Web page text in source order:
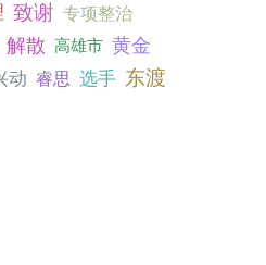
致谢 专项整治
解散 高雄市 黄金
动 睿思 选手 东渡